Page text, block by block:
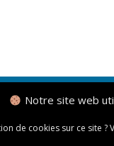
Notre site web
de cookies sur ce site ?